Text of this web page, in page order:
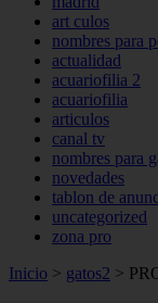
art culos
nombres para
actualidad
acuariofilia 2
acuariofilia
articulos
canal tv
nombres para
novedades
tablon de
uncategorized
zona pro
Inicio > gatos2 >